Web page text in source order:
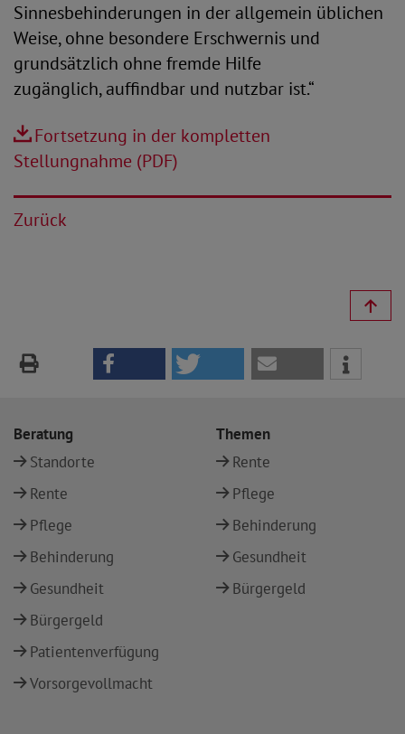
Sinnesbehinderungen in der allgemein üblichen
Weise, ohne besondere Erschwernis und
grundsätzlich ohne fremde Hilfe
zugänglich, auffindbar und nutzbar ist.“
Fortsetzung in der kompletten
Stellungnahme (PDF)
Zurück
Beratung
Standorte
Rente
Pflege
Behinderung
Gesundheit
Bürgergeld
Patientenverfügung
Vorsorgevollmacht
Themen
Rente
Pflege
Behinderung
Gesundheit
Bürgergeld